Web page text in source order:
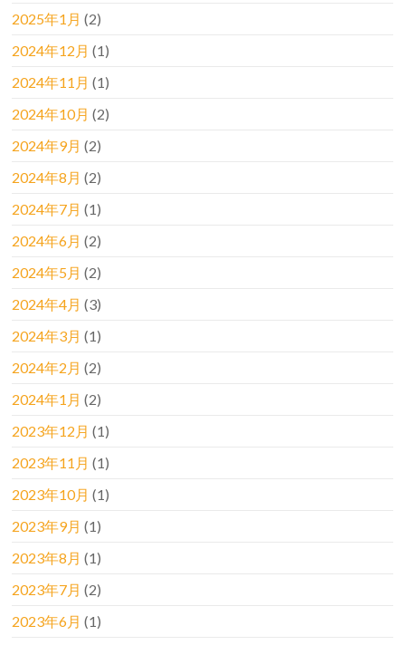
2025年1月 (2)
2024年12月 (1)
2024年11月 (1)
2024年10月 (2)
2024年9月 (2)
2024年8月 (2)
2024年7月 (1)
2024年6月 (2)
2024年5月 (2)
2024年4月 (3)
2024年3月 (1)
2024年2月 (2)
2024年1月 (2)
2023年12月 (1)
2023年11月 (1)
2023年10月 (1)
2023年9月 (1)
2023年8月 (1)
2023年7月 (2)
2023年6月 (1)